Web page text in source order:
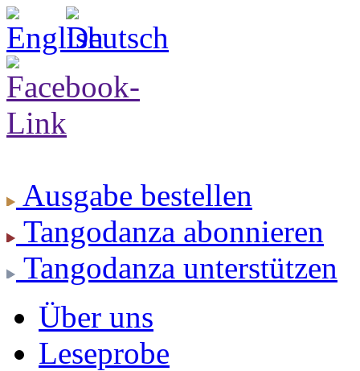
Ausgabe bestellen
Tangodanza abonnieren
Tangodanza unterstützen
Über uns
Leseprobe